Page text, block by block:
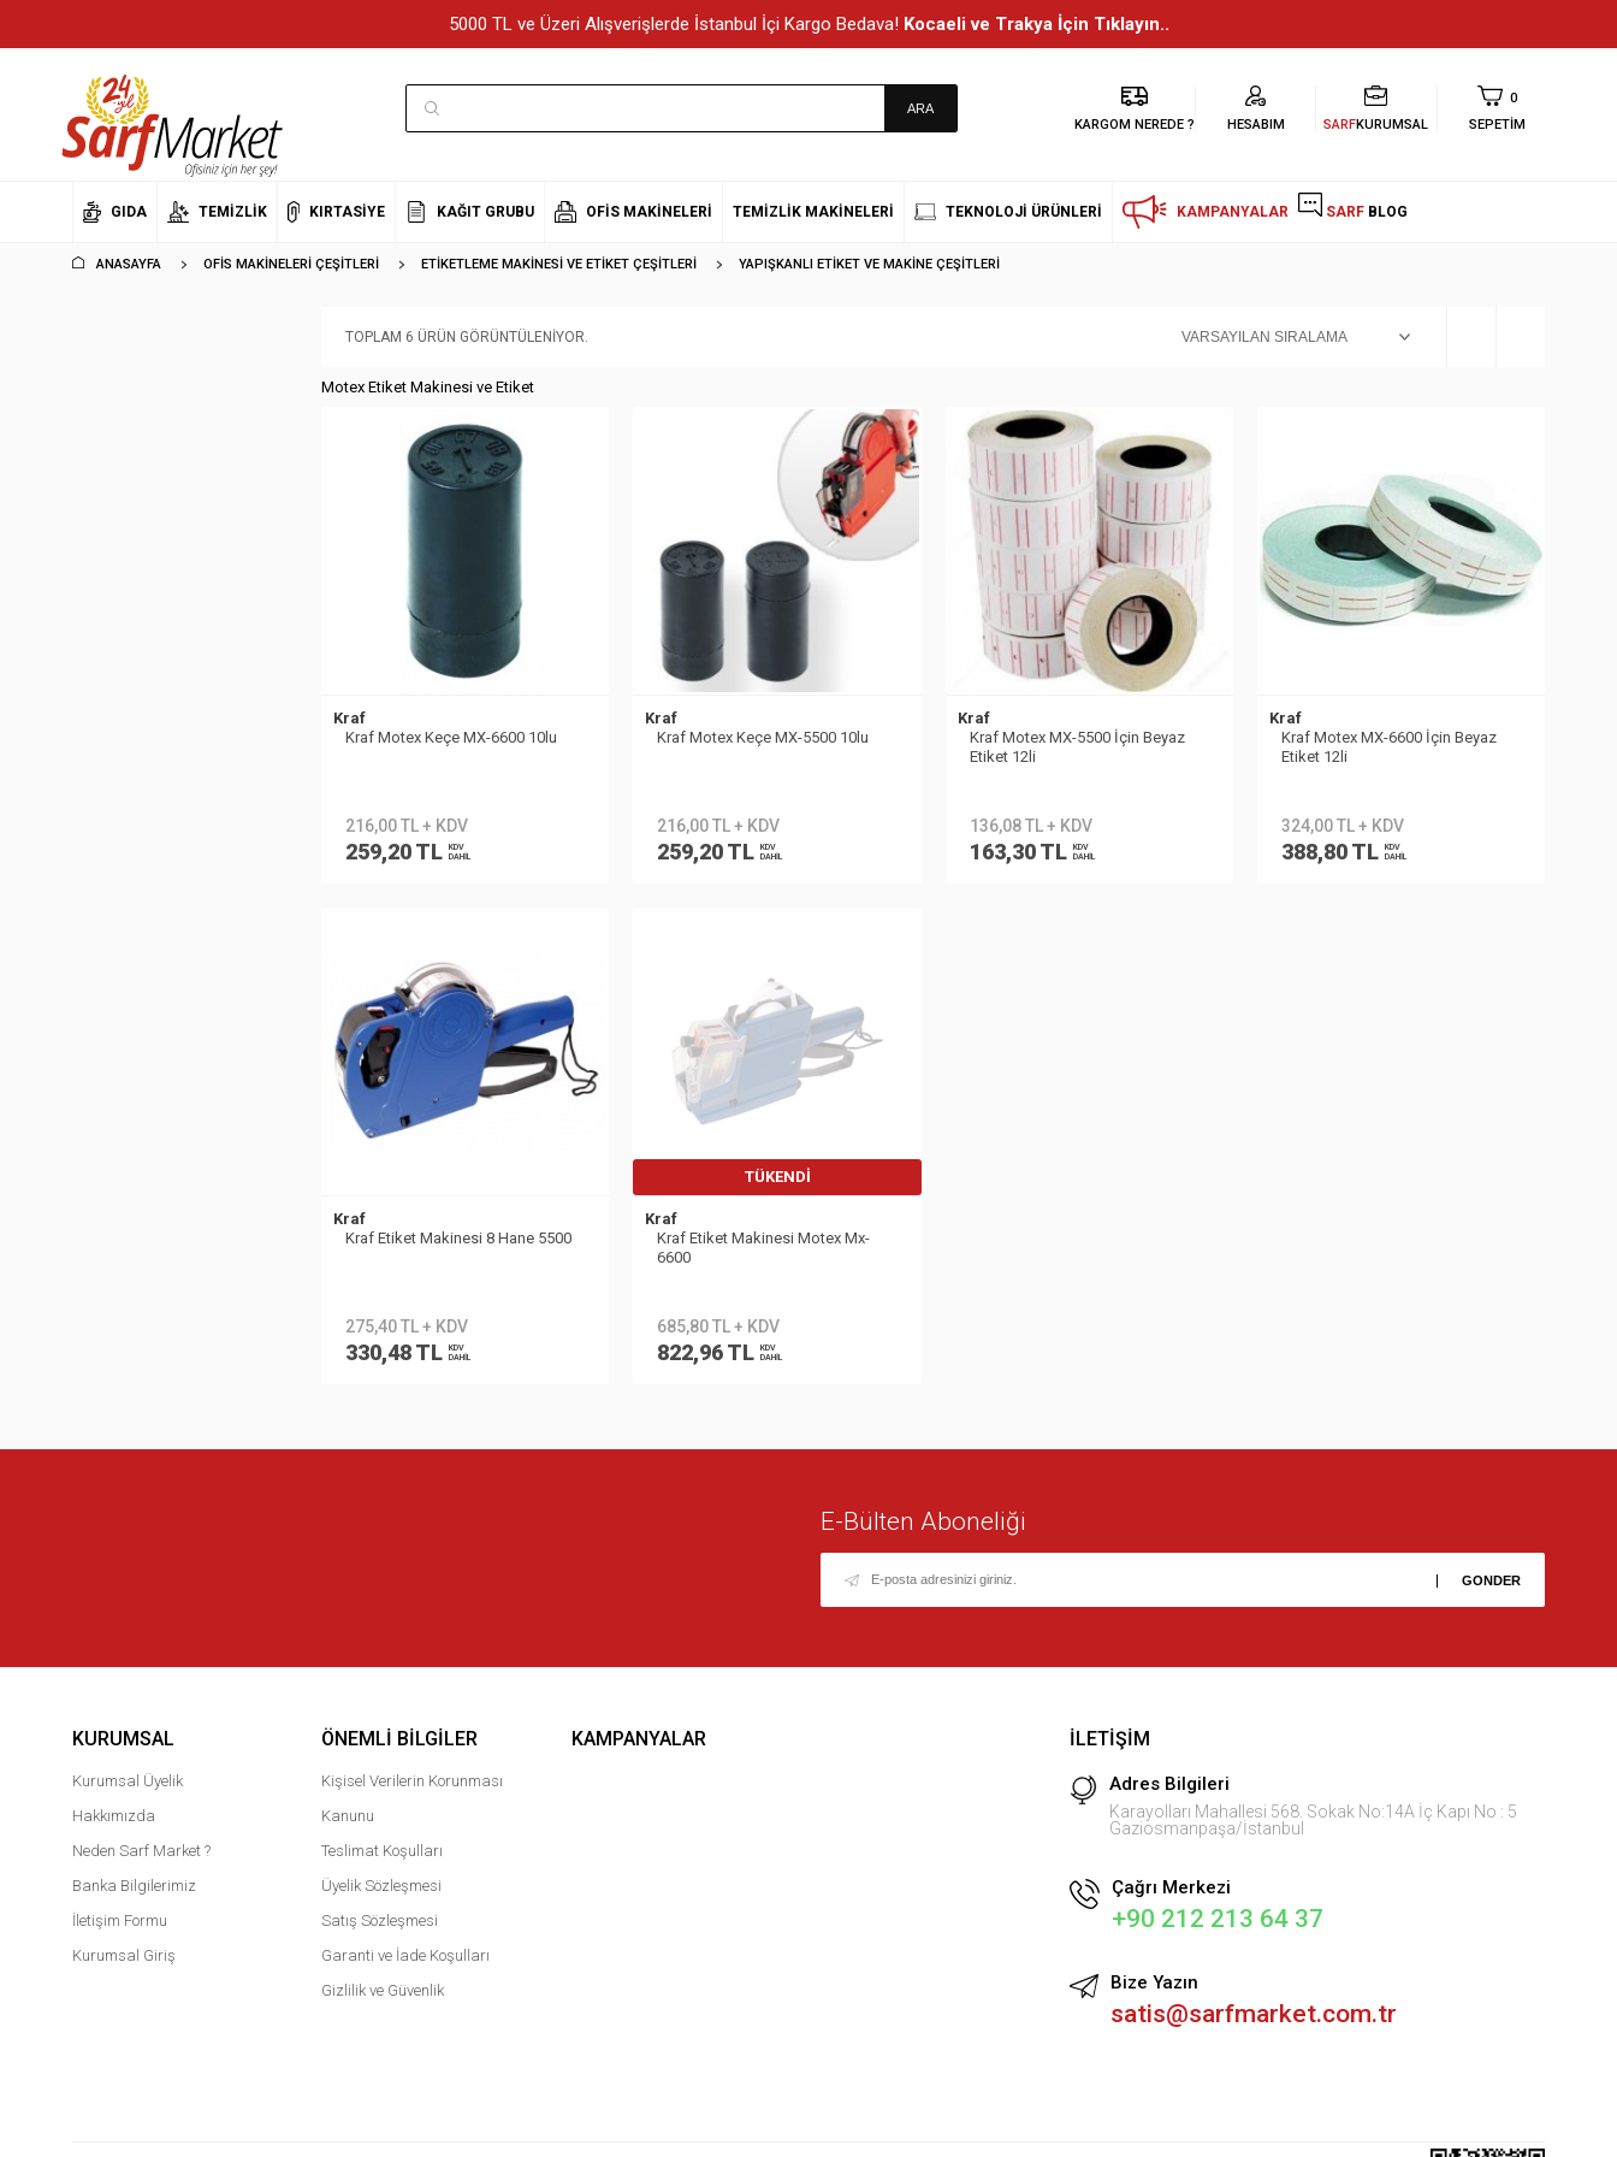
5000 TL ve Üzeri Alışverişlerde İstanbul İçi Kargo Bedava! Kocaeli ve Trakya İçin Tıklayın..
KARGOM NEREDE ? HESABIM SARFKURUMSAL
0
SEPETIM
GIDA TEMIZLIK KIRTASIYE KAĞIT GRUBU OFIS MAKINELERI TEMIZLIK MAKINELERI TEKNOLOJI ÜRÜNLERI KAMPANYALAR SARF BLOG
ANASAYFA OFIS MAKINELERI ÇEŞITLERI ETIKETLEME MAKINESI VE ETIKET ÇEŞITLERI YAPIŞKANLI ETIKET VE MAKINE ÇEŞITLERI
TOPLAM 6 ÜRÜN GÖRÜNTÜLENIYOR.
Motex Etiket Makinesi ve Etiket
Kraf
Kraf Motex Keçe MX-6600 10lu
216,00 TL + KDV
259,20 TL
KDV
DAHİL
Kraf
Kraf Motex Keçe MX-5500 10lu
216,00 TL + KDV
259,20 TL
KDV
DAHİL
Kraf
Kraf Motex MX-5500 İçin Beyaz
Etiket 12li
136,08 TL + KDV
163,30 TL
KDV
DAHİL
Kraf
Kraf Motex MX-6600 İçin Beyaz
Etiket 12li
324,00 TL + KDV
388,80 TL
KDV
DAHİL
Kraf
Kraf Etiket Makinesi 8 Hane 5500
275,40 TL + KDV
330,48 TL
KDV
DAHİL
TÜKENDI
Kraf
Kraf Etiket Makinesi Motex Mx-
6600
685,80 TL + KDV
822,96 TL
KDV
DAHİL
E-Bülten Aboneliği
KURUMSAL
Kurumsal Üyelik
Hakkımızda
Neden Sarf Market ?
Banka Bilgilerimiz
İletişim Formu
Kurumsal Giriş
ÖNEMLI BILGILER
Kişisel Verilerin Korunması
Kanunu
Teslimat Koşulları
Üyelik Sözleşmesi
Satış Sözleşmesi
Garanti ve İade Koşulları
Gizlilik ve Güvenlik
KAMPANYALAR İLETIŞIM
Adres Bilgileri
Karayolları Mahallesi 568. Sokak No:14A İç Kapı No : 5
Gaziosmanpaşa/İstanbul
Çağrı Merkezi
+90 212 213 64 37
Bize Yazın
satis@sarfmarket.com.tr